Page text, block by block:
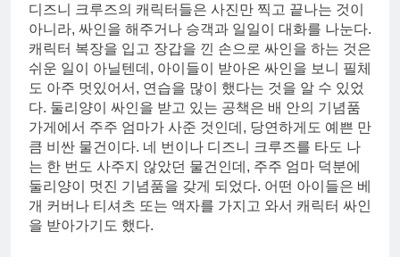
디즈니 크루즈의 캐릭터들은 사진만 찍고 끝나는 것이
아니라, 싸인을 해주거나 승객과 일일이 대화를 나눈다.
캐릭터 복장을 입고 장갑을 낀 손으로 싸인을 하는 것은
쉬운 일이 아닐텐데, 아이들이 받아온 싸인을 보니 필체
도 아주 멋있어서, 연습을 많이 했다는 것을 알 수 있었
다. 둘리양이 싸인을 받고 있는 공책은 배 안의 기념품
가게에서 주주 엄마가 사준 것인데, 당연하게도 예쁜 만
큼 비싼 물건이다. 네 번이나 디즈니 크루즈를 타도 나
는 한 번도 사주지 않았던 물건인데, 주주 엄마 덕분에
둘리양이 멋진 기념품을 갖게 되었다. 어떤 아이들은 베
개 커버나 티셔츠 또는 액자를 가지고 와서 캐릭터 싸인
을 받아가기도 했다.